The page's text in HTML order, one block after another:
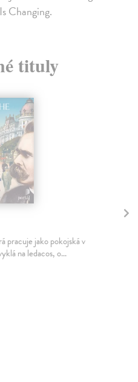
Changing.
tituly
pracuje jako pokojská v
na ledacos, o...